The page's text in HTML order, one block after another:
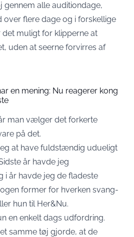
alle auditiondage,
over flere dage og i forskellige
det muligt for klipperne at
uden at seerne forvirres af
en mening: Nu reagerer kong
man vælger det forkerte
på det.
at have fuldstændig udueligt
år havde jeg
i år havde jeg de fladeste
former for hverken svang-
hun til Her&Nu.
en enkelt dags udfordring.
samme tøj gjorde, at de